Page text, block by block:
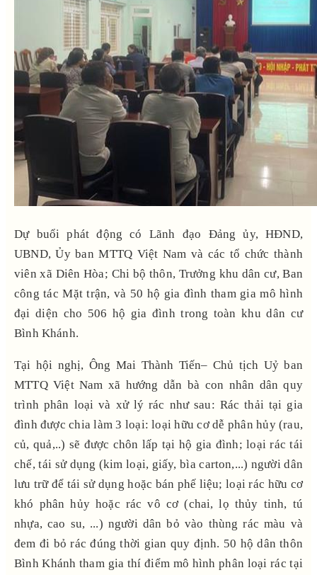
Dự buổi phát động có Lãnh đạo Đảng ủy, HĐND,
UBND, Ủy ban MTTQ Việt Nam và các tổ chức thành
viên xã Diên Hòa; Chi bộ thôn, Trưởng khu dân cư, Ban
công tác Mặt trận, và 50 hộ gia đình tham gia mô hình
đại diện cho 506 hộ gia đình trong toàn khu dân cư
Bình Khánh.
Tại hội nghị, Ông Mai Thành Tiến– Chủ tịch Uỷ ban
MTTQ Việt Nam xã hướng dẫn bà con nhân dân quy
trình phân loại và xử lý rác như sau: Rác thải tại gia
đình được chia làm 3 loại: loại hữu cơ dễ phân hủy (rau,
củ, quả,..) sẽ được chôn lấp tại hộ gia đình; loại rác tái
chế, tái sử dụng (kim loại, giấy, bìa carton,...) người dân
lưu trữ để tái sử dụng hoặc bán phế liệu; loại rác hữu cơ
khó phân hủy hoặc rác vô cơ (chai, lọ thủy tinh, tú
nhựa, cao su, ...) người dân bỏ vào thùng rác màu và
đem đi bỏ rác đúng thời gian quy định. 50 hộ dân thôn
Bình Khánh tham gia thí điểm mô hình phân loại rác tại